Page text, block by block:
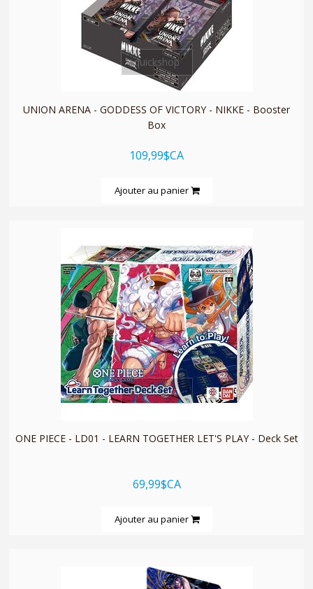
quickshop
UNION ARENA - GODDESS OF VICTORY - NIKKE - Booster
Box
109,99$CA
Ajouter au panier
quickshop
ONE PIECE - LD01 - LEARN TOGETHER LET'S PLAY - Deck Set
69,99$CA
Ajouter au panier